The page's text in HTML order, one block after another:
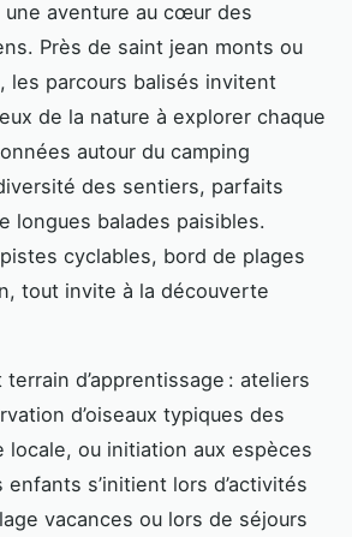
une aventure au cœur des
Près de saint jean monts ou
les parcours balisés invitent
de la nature à explorer chaque
autour du camping
des sentiers, parfaits
longues balades paisibles.
cyclables, bord de plages
tout invite à la découverte
d’apprentissage : ateliers
d’oiseaux typiques des
locale, ou initiation aux espèces
s’initient lors d’activités
vacances ou lors de séjours